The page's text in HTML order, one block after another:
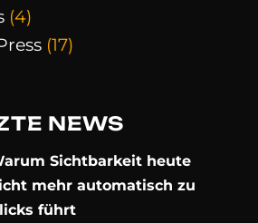
(4)
(17)
NEWS
Sichtbarkeit heute
mehr automatisch zu
führt